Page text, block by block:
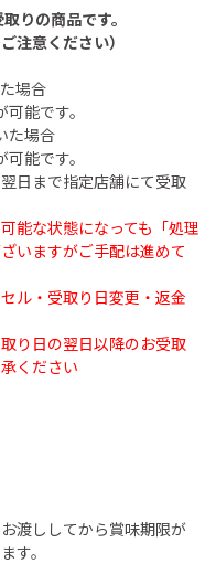
りの商品です。
注意ください）
場合
能です。
た場合
能です。
日まで指定店舗にて受取
能な状態になっても「処理
いますがご手配は進めて
ル・受取り日変更・返金
り日の翌日以降のお受取
ください
渡ししてから賞味期限が
す。